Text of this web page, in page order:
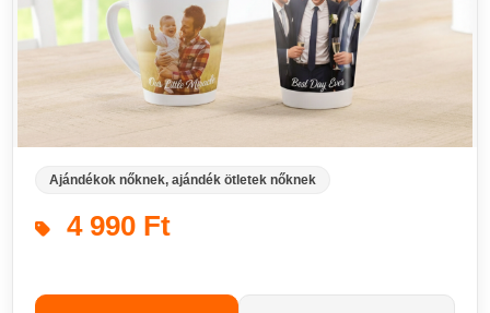
Ajándékok nőknek, ajándék ötletek nőknek
4 990 Ft